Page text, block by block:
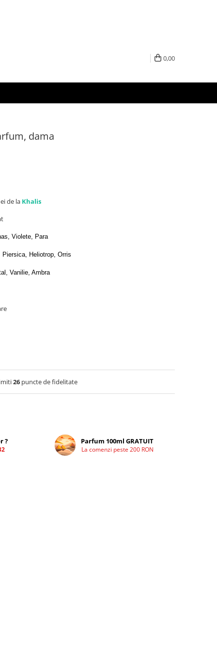
0,00
dama
de la Khalis
Violete, Para
Piersica, Heliotrop, Orris
Vanilie, Ambra
26 puncte de fidelitate
? Parfum 100ml GRATUIT
La comenzi peste 200 RON